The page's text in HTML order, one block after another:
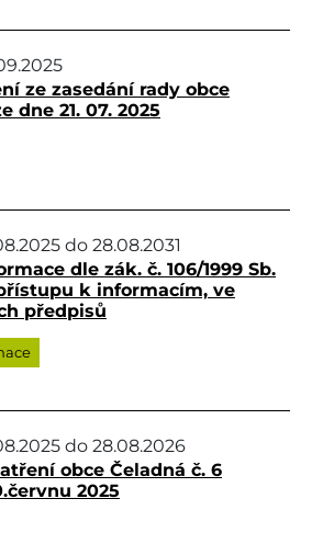
ze zasedání rady obce
dne 21. 07. 2025
do 28.08.2031
dle zák. č. 106/1999 Sb.
k informacím, ve
předpisů
do 28.08.2026
obce Čeladná č. 6
2025